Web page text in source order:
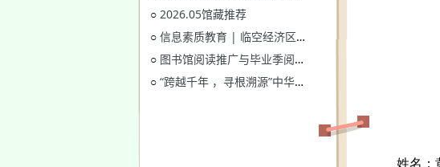
○ 2026.05馆藏推荐
○ 信息素质教育 | 临空经济区校区“读秀学术资源一站式获取与电子资源远程访问”电子资源讲座
○ 图书馆阅读推广与毕业季阅读活动意见征集
○ “跨越千年 ，寻根溯源”中华优秀传统文化主题活动获奖名单